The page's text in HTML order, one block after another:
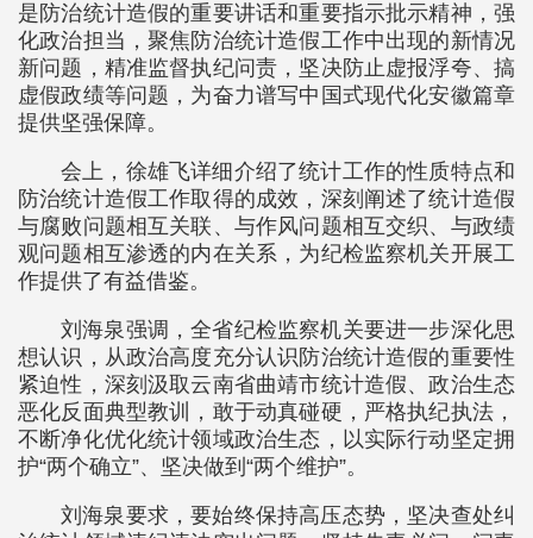
是防治统计造假的重要讲话和重要指示批示精神，强
化政治担当，聚焦防治统计造假工作中出现的新情况
新问题，精准监督执纪问责，坚决防止虚报浮夸、搞
虚假政绩等问题，为奋力谱写中国式现代化安徽篇章
提供坚强保障。
会上，徐雄飞详细介绍了统计工作的性质特点和
防治统计造假工作取得的成效，深刻阐述了统计造假
与腐败问题相互关联、与作风问题相互交织、与政绩
观问题相互渗透的内在关系，为纪检监察机关开展工
作提供了有益借鉴。
刘海泉强调，全省纪检监察机关要进一步深化思
想认识，从政治高度充分认识防治统计造假的重要性
紧迫性，深刻汲取云南省曲靖市统计造假、政治生态
恶化反面典型教训，敢于动真碰硬，严格执纪执法，
不断净化优化统计领域政治生态，以实际行动坚定拥
护“两个确立”、坚决做到“两个维护”。
刘海泉要求，要始终保持高压态势，坚决查处纠